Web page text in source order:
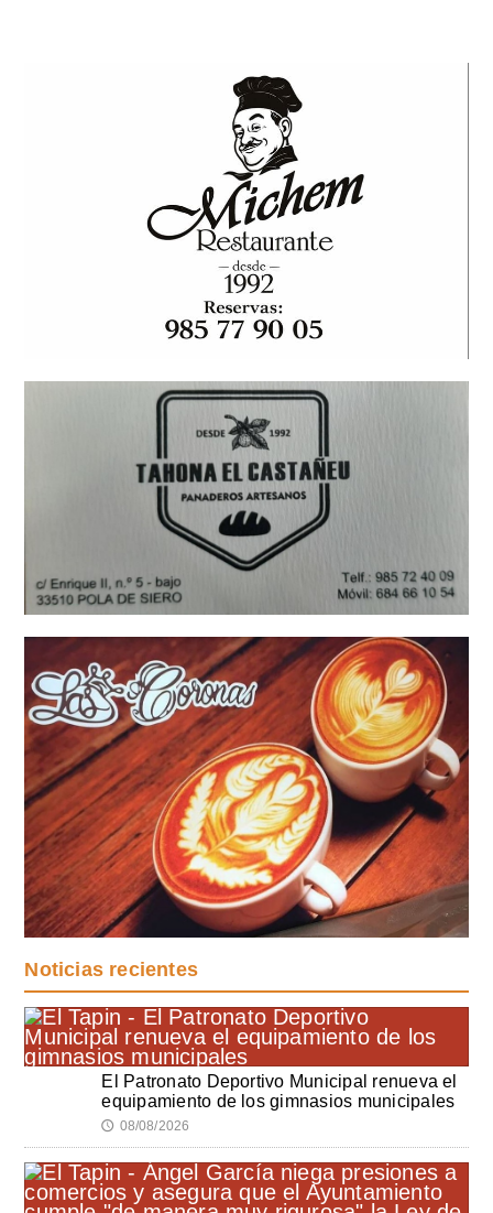
Noticias recientes
El Patronato Deportivo Municipal renueva el
equipamiento de los gimnasios municipales
🕔 08/08/2026